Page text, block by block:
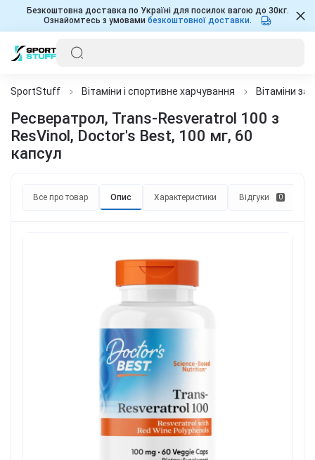
Безкоштовна доставка по Україні для посилок вагою до 30кг.
Ознайомтесь з умовами безкоштовної доставки.
SportStuff Вітаміни і спортивне харчування Вітаміни
Ресвератрол, Trans-Resveratrol 100 з
ResVinol, Doctor's Best, 100 мг, 60
капсул
Все про товар Опис Характеристики Відгуки 0